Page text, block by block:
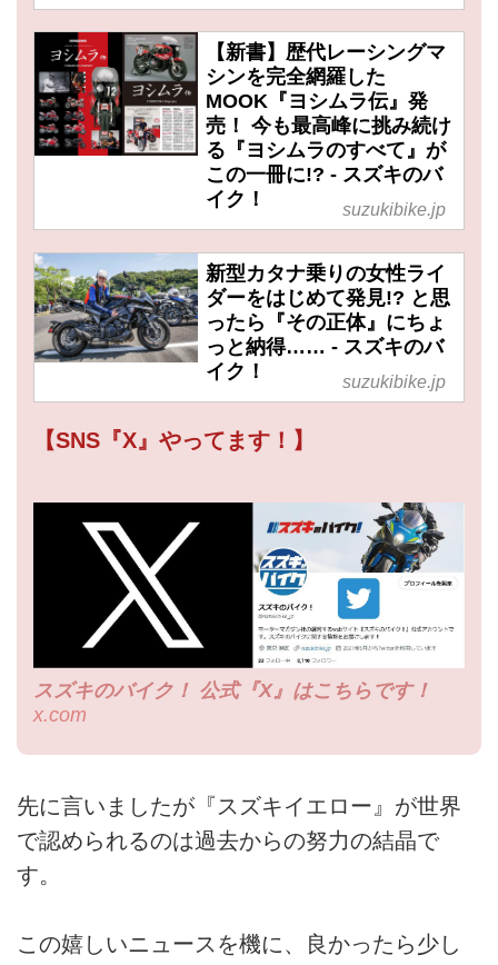
【新書】歴代レーシングマ
シンを完全網羅した
MOOK『ヨシムラ伝』発
売！ 今も最高峰に挑み続け
る『ヨシムラのすべて』が
この一冊に!? - スズキのバ
イク！
suzukibike.jp
新型カタナ乗りの女性ライ
ダーをはじめて発見!? と思
ったら『その正体』にちょ
っと納得…… - スズキのバ
イク！
suzukibike.jp
【SNS『X』やってます！】
スズキのバイク！ 公式『X』はこちらです！
x.com
先に言いましたが『スズキイエロー』が世界
で認められるのは過去からの努力の結晶で
す。
この嬉しいニュースを機に、良かったら少し